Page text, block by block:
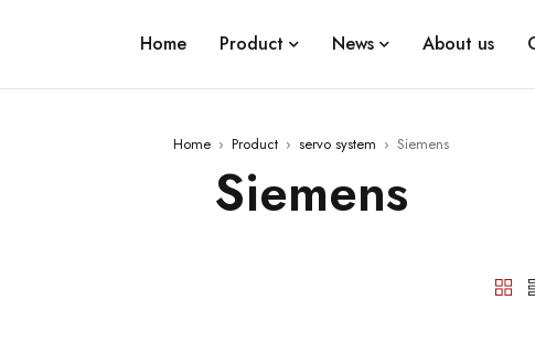
Home Product News About us
Home › Product › servo system › Siemens
Siemens